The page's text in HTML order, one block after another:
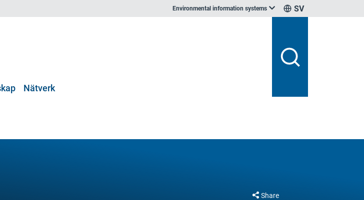
Environmental information systems SV
Nätverk
Share